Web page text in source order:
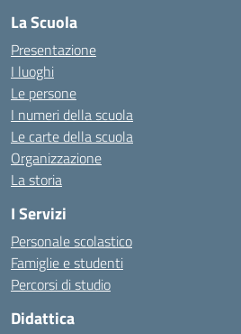
La Scuola
Presentazione
I luoghi
Le persone
I numeri della scuola
Le carte della scuola
Organizzazione
La storia
I Servizi
Personale scolastico
Famiglie e studenti
Percorsi di studio
Didattica